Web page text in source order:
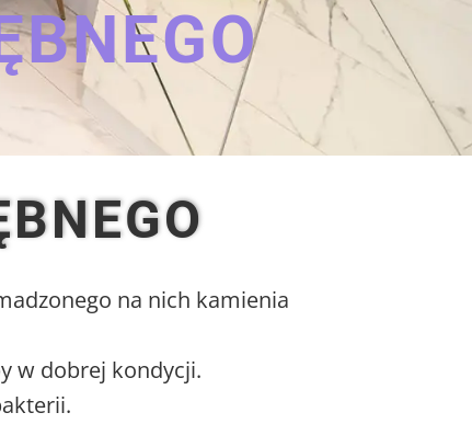
na nich kamienia
w dobrej kondycji.